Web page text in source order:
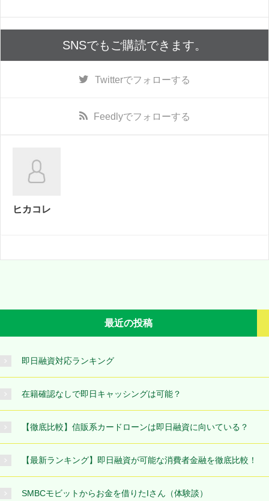
SNSでもご購読できます。
Twitterでフォローする
Feedlyでフォローする
ヒカコレ
最近の投稿
即日融資対応ランキング
在籍確認なしで即日キャッシングは可能？
【徹底比較】信販系カードローンは即日融資に向いている？
【最新ランキング】即日融資が可能な消費者金融を徹底比較！
SMBCモビットからお金を借りたIさん（体験談）